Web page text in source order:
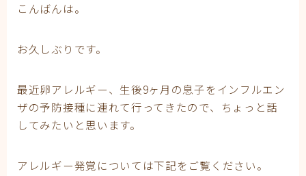
まるっ子
末っ子ちゃん
妊娠中期
妊娠初期
妊娠後期
有料記事の決済完了ページ
こんばんは。
お久しぶりです。
最近卵アレルギー、生後9ヶ月の息子をインフルエン
ザの予防接種に連れて行ってきたので、ちょっと話
してみたいと思います。
アレルギー発覚については下記をご覧ください。